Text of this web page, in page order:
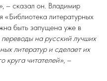
, – сказал он. Владимир
«Библиотека литературных
быть запущена уже в
на русский лучших
литератур и сделает их
круга читателей», –